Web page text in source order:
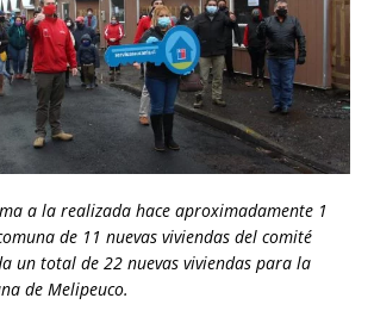
a la realizada hace aproximadamente 1
de 11 nuevas viviendas del comité
un total de 22 nuevas viviendas para la
de Melipeuco.